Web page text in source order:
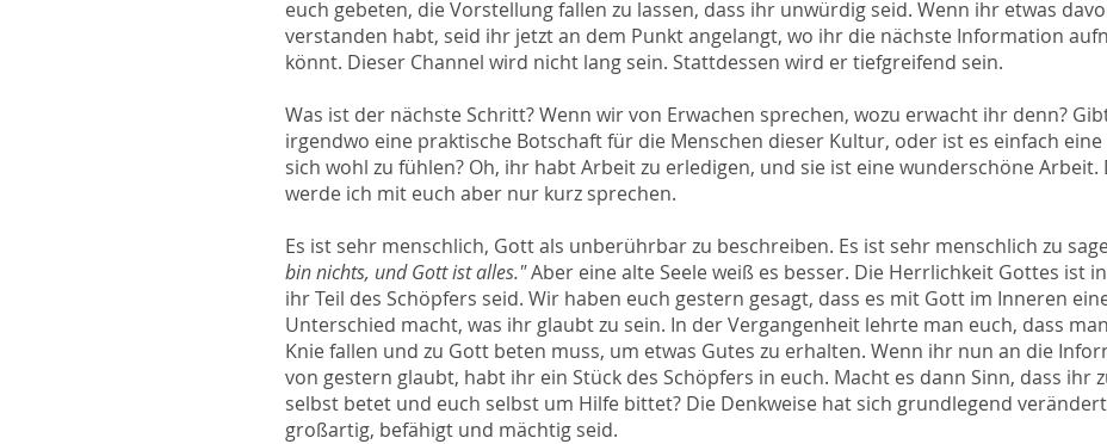
euch gebeten, die Vorstellung fallen zu lassen, dass ihr unwürdig seid. Wenn ihr etwas
verstanden habt, seid ihr jetzt an dem Punkt angelangt, wo ihr die nächste Information
könnt. Dieser Channel wird nicht lang sein. Stattdessen wird er tiefgreifend sein.
Was ist der nächste Schritt? Wenn wir von Erwachen sprechen, wozu erwacht ihr denn?
irgendwo eine praktische Botschaft für die Menschen dieser Kultur, oder ist es einfach eine
sich wohl zu fühlen? Oh, ihr habt Arbeit zu erledigen, und sie ist eine wunderschöne
werde ich mit euch aber nur kurz sprechen.
Es ist sehr menschlich, Gott als unberührbar zu beschreiben. Es ist sehr menschlich zu
bin nichts, und Gott ist alles."Aber eine alte Seele weiß es besser. Die Herrlichkeit Gottes ist
ihr Teil des Schöpfers seid. Wir haben euch gestern gesagt, dass es mit Gott im Inneren
Unterschied macht, was ihr glaubt zu sein. In der Vergangenheit lehrte man euch, dass
Knie fallen und zu Gott beten muss, um etwas Gutes zu erhalten. Wenn ihr nun an die
von gestern glaubt, habt ihr ein Stück des Schöpfers in euch. Macht es dann Sinn, dass ihr
selbst betet und euch selbst um Hilfe bittet? Die Denkweise hat sich grundlegend
großartig, befähigt und mächtig seid.